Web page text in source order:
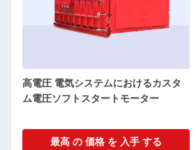
高電圧 電気システムにおけるカスタ
ム電圧ソフトスタートモーター
最高 の 価格 を 入手 する